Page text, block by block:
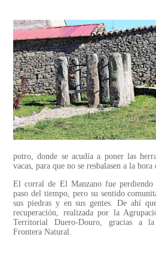
potro, donde se acudía a poner las
vacas, para que no se resbalasen a la hora
El corral de El Manzano fue
paso del tiempo, pero su sentido
sus piedras y en sus gentes. De ahí
recuperación, realizada por la
Territorial Duero-Douro, gracias a
Frontera Natural.